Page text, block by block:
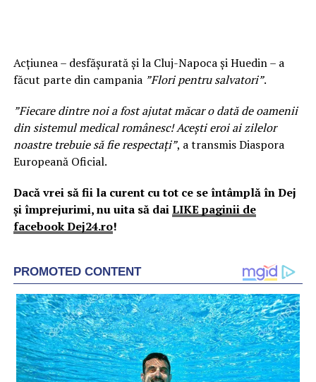
Acțiunea – desfășurată și la Cluj-Napoca și Huedin – a
făcut parte din campania ”Flori pentru salvatori”.
”Fiecare dintre noi a fost ajutat măcar o dată de oamenii
din sistemul medical românesc! Acești eroi ai zilelor
noastre trebuie să fie respectați”, a transmis Diaspora
Europeană Oficial.
Dacă vrei să fii la curent cu tot ce se întâmplă în Dej
și împrejurimi, nu uita să daiLIKE paginii de
facebook Dej24.ro!